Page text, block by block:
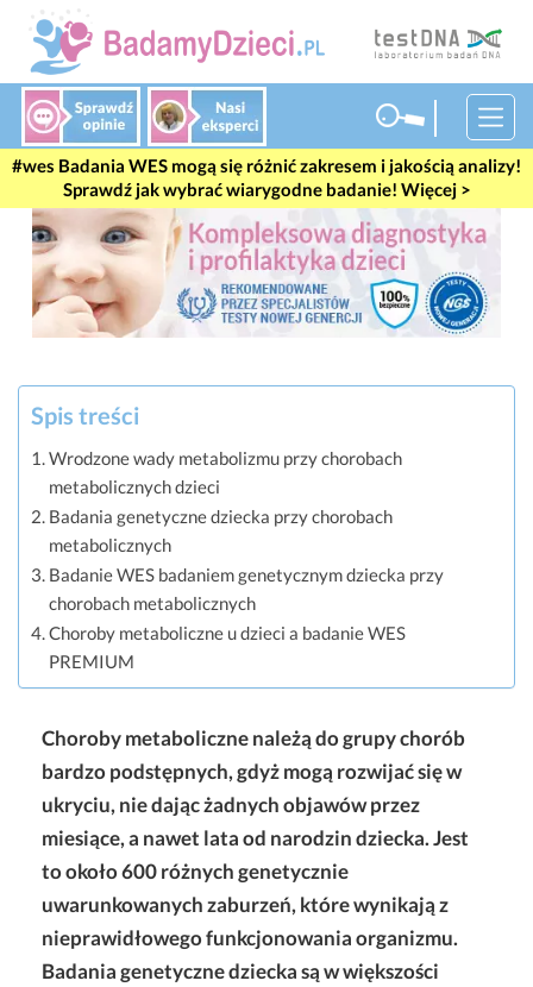
#wes Badania WES mogą się różnić zakresem i jakością analizy!
Sprawdź jak wybrać wiarygodne badanie! Więcej >
Choroby metaboliczne należą do grupy chorób
bardzo podstępnych, gdyż mogą rozwijać się w
ukryciu, nie dając żadnych objawów przez
miesiące, a nawet lata od narodzin dziecka. Jest
to około 600 różnych genetycznie
uwarunkowanych zaburzeń, które wynikają z
nieprawidłowego funkcjonowania organizmu.
Badania genetyczne dziecka są w większości
Spis treści
Wrodzone wady metabolizmu przy chorobach
metabolicznych dzieci
Badania genetyczne dziecka przy chorobach
metabolicznych
Badanie WES badaniem genetycznym dziecka przy
chorobach metabolicznych
Choroby metaboliczne u dzieci a badanie WES
PREMIUM